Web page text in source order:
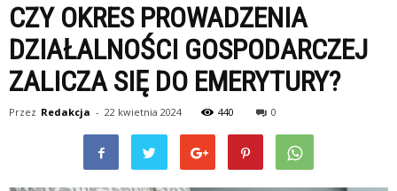
CZY OKRES PROWADZENIA
DZIAŁALNOŚCI GOSPODARCZEJ
ZALICZA SIĘ DO EMERYTURY?
Przez Redakcja - 22 kwietnia 2024 440 0